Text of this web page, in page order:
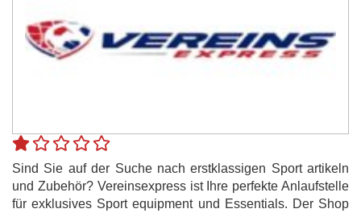
Sind Sie auf der Suche nach erstklassigen Sport artikeln
und Zubehör? Vereinsexpress ist Ihre perfekte Anlaufstelle
für exklusives Sport equipment und Essentials. Der Shop